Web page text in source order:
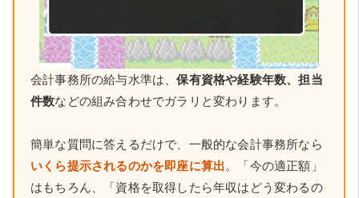
会計事務所の給与水準は、保有資格や経験年数、担当
件数などの組み合わせでガラリと変わります。
簡単な質問に答えるだけで、一般的な会計事務所なら
いくら提示されるのかを即座に算出。「今の適正額」
はもちろん、「資格を取得したら年収はどう変わるの